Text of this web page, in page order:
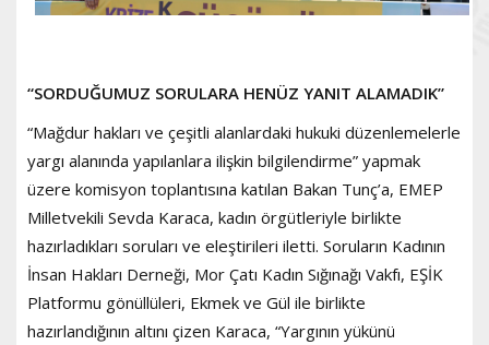
“SORDUĞUMUZ SORULARA HENÜZ YANIT ALAMADIK”
“Mağdur hakları ve çeşitli alanlardaki hukuki düzenlemelerle
yargı alanında yapılanlara ilişkin bilgilendirme” yapmak
üzere komisyon toplantısına katılan Bakan Tunç’a, EMEP
Milletvekili Sevda Karaca, kadın örgütleriyle birlikte
hazırladıkları soruları ve eleştirileri iletti. Soruların Kadının
İnsan Hakları Derneği, Mor Çatı Kadın Sığınağı Vakfı, EŞİK
Platformu gönüllüleri, Ekmek ve Gül ile birlikte
hazırlandığının altını çizen Karaca, “Yargının yükünü